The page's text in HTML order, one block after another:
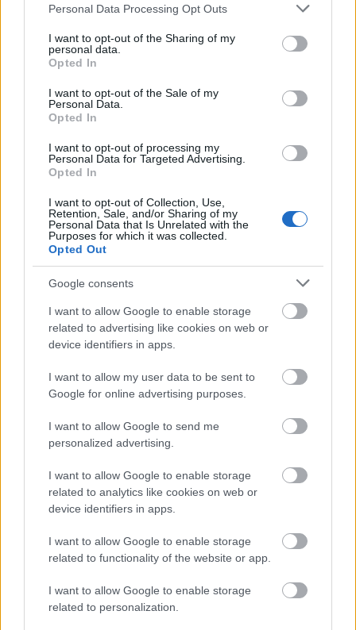
Please note that this website/app uses one or more Google
not limited to your visit or usage behaviour. You may click to
grant or deny consent to Google and its third-party tags to
use your data for below specified purposes in below Google
consent section.
Personal Data Processing Opt Outs
I want to opt-out of the Sharing of my
personal data.
Opted In
I want to opt-out of the Sale of my
Personal Data.
Opted In
I want to opt-out of processing my
Personal Data for Targeted Advertising.
Opted In
I want to opt-out of Collection, Use,
Retention, Sale, and/or Sharing of my
Personal Data that Is Unrelated with the
Purposes for which it was collected.
Opted Out
Google consents
I want to allow Google to enable storage
related to advertising like cookies on web or
device identifiers in apps.
I want to allow my user data to be sent to
Google for online advertising purposes.
I want to allow Google to send me
personalized advertising.
I want to allow Google to enable storage
related to analytics like cookies on web or
device identifiers in apps.
I want to allow Google to enable storage
related to functionality of the website or app.
I want to allow Google to enable storage
related to personalization.
Kimolos Experience Festival